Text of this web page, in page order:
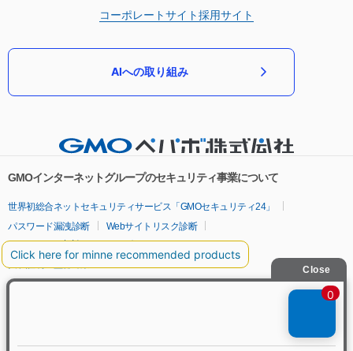
コーポレートサイト採用サイト
AIへの取り組み
GMOインターネットグループのセキュリティ事業について
世界初総合ネットセキュリティサービス「GMOセキュリティ24」
パスワード漏洩診断
Webサイトリスク診断
セキュリティ相談AIチャットボット
実在証明・盗聴対策
サイバー攻撃対策（GMOサイバーセキュリティ byイエラエ）